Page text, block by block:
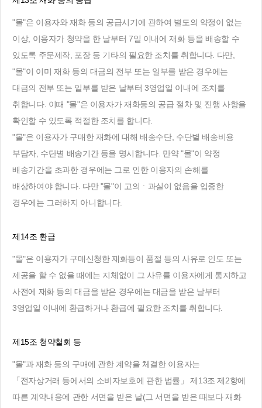
"몰"은 이용자와 재화 등의 공급시기에 관하여 별도의 약정이 없는
이상, 이용자가 청약을 한 날부터 7일 이내에 재화 등을 배송할 수
있도록 주문제작, 포장 등 기타의 필요한 조치를 취합니다. 다만,
"몰"이 이미 재화 등의 대금의 전부 또는 일부를 받은 경우에는
대금의 전부 또는 일부를 받은 날부터 3영업일 이내에 조치를
취합니다. 이때 "몰"은 이용자가 재화등의 공급 절차 및 진행 사항을
확인할 수 있도록 적절한 조치를 합니다.
"몰"은 이용자가 구매한 재화에 대해 배송수단, 수단별 배송비용
부담자, 수단별 배송기간 등을 명시합니다. 만약 "몰"이 약정
배송기간을 초과한 경우에는 그로 인한 이용자의 손해를
배상하여야 합니다. 다만 "몰"이 고의ㆍ과실이 없음을 입증한
경우에는 그러하지 아니합니다.
제14조 환급
"몰"은 이용자가 구매신청한 재화등이 품절 등의 사유로 인도 또는
제공을 할 수 없을 때에는 지체없이 그 사유를 이용자에게 통지하고
사전에 재화 등의 대금을 받은 경우에는 대금을 받은 날부터
3영업일 이내에 환급하거나 환급에 필요한 조치를 취합니다.
제15조 청약철회 등
"몰"과 재화 등의 구매에 관한 계약을 체결한 이용자는
「전자상거래 등에서의 소비자보호에 관한 법률」 제13조 제2항에
따른 계약내용에 관한 서면을 받은 날(그 서면을 받은 때보다 재화